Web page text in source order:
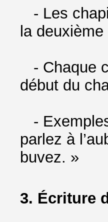
- Les
la
- Chaque
début du
-
parlez à
buvez. »
3. Écriture